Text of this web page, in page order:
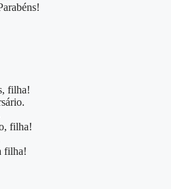
filha!
filha!
filha!